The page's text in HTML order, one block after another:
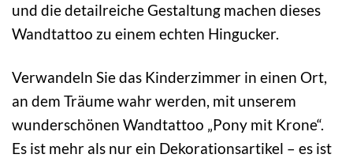
und die detailreiche Gestaltung machen dieses
Wandtattoo zu einem echten Hingucker.
Verwandeln Sie das Kinderzimmer in einen Ort,
an dem Träume wahr werden, mit unserem
wunderschönen Wandtattoo „Pony mit Krone“.
Es ist mehr als nur ein Dekorationsartikel – es ist